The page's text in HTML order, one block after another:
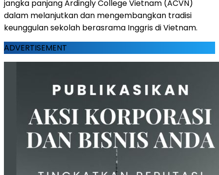
jangka panjang Ardingly College Vietnam (ACVN)
dalam melanjutkan dan mengembangkan tradisi
keunggulan sekolah berasrama Inggris di Vietnam.
ADVERTISEMENT